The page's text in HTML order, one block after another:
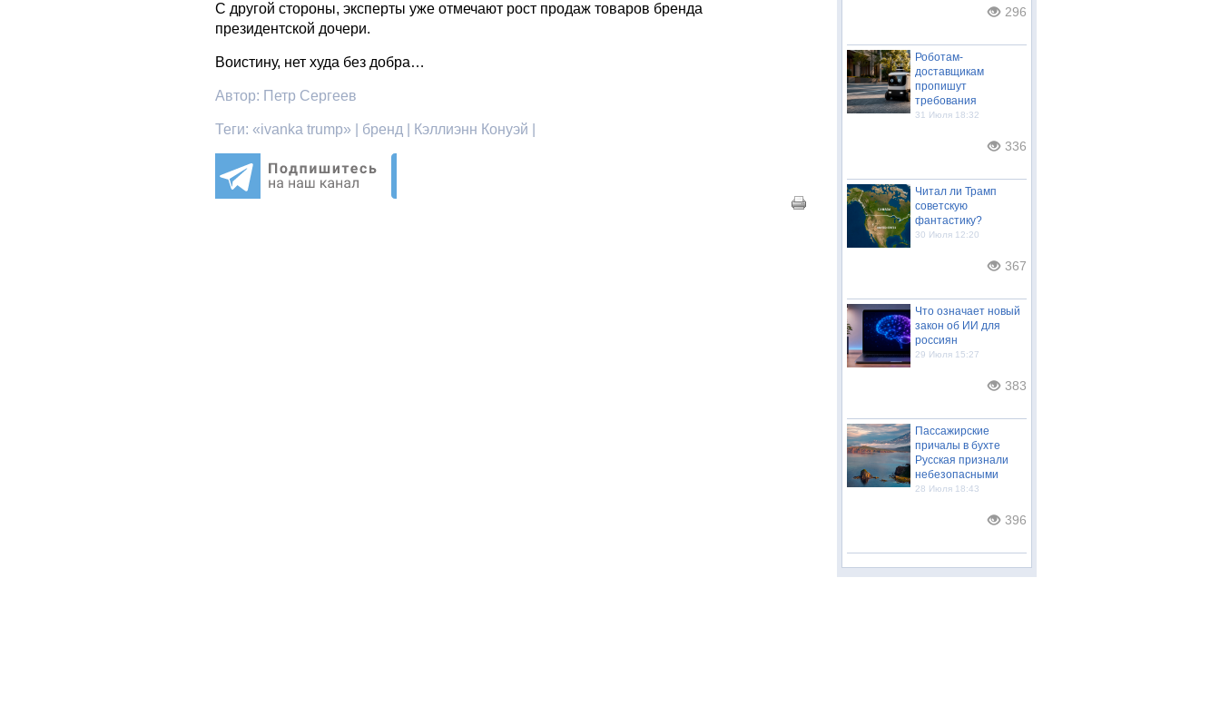
С другой стороны, эксперты уже отмечают рост продаж товаров бренда
президентской дочери.
Воистину, нет худа без добра…
Автор: Петр Сергеев
Теги:«ivanka trump» | бренд | Кэллиэнн Конуэй |
296
Роботам-
доставщикам
пропишут
требования
31 Июля 18:32
336
Читал ли Трамп
советскую
фантастику?
30 Июля 12:20
367
Что означает новый
закон об ИИ для
россиян
29 Июля 15:27
383
Пассажирские
причалы в бухте
Русская признали
небезопасными
28 Июля 18:43
396